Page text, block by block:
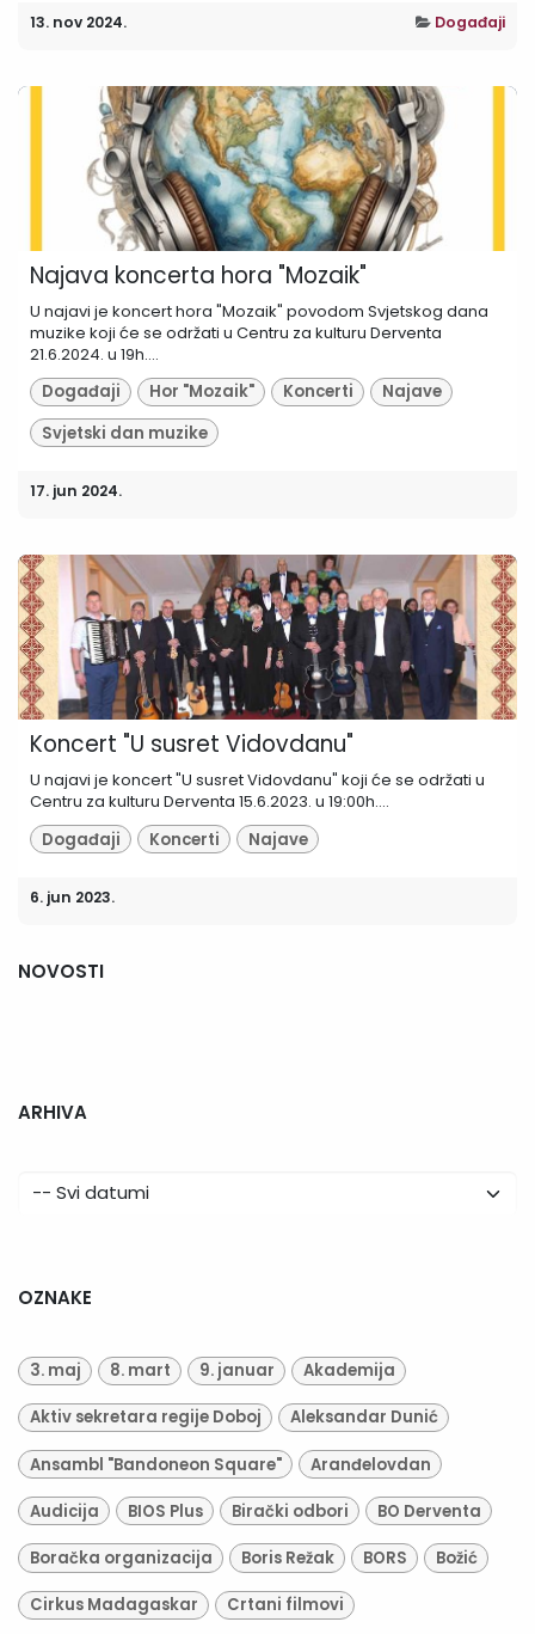
13. nov 2024. Događaji
Najava koncerta hora "Mozaik"
U najavi je koncert hora "Mozaik" povodom Svjetskog dana
muzike koji će se održati u Centru za kulturu Derventa
21.6.2024. u 19h....
Događaji
Hor "Mozaik" Koncerti
Najave
Svjetski dan muzike
17. jun 2024.
Koncert "U susret Vidovdanu"
U najavi je koncert "U susret Vidovdanu" koji će se održati u
Centru za kulturu Derventa 15.6.2023. u 19:00h....
Događaji
Koncerti Najave
6. jun 2023.
NOVOSTI
ARHIVA
OZNAKE
3. maj 8. mart 9. januar Akademija
Aktiv sekretara regije Doboj Aleksandar Dunić
Ansambl "Bandoneon Square" Aranđelovdan
Audicija BIOS Plus Birački odbori BO Derventa
Boračka organizacija Boris Režak BORS Božić
Cirkus Madagaskar Crtani filmovi